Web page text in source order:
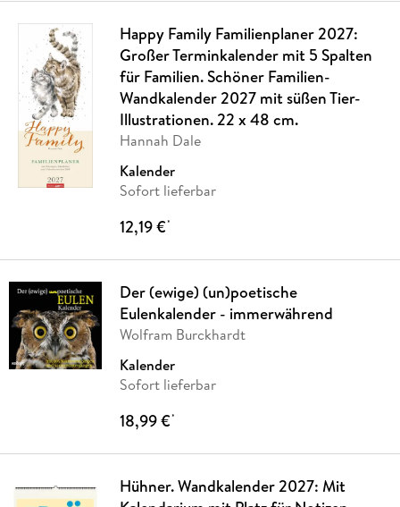
Happy Family Familienplaner 2027:
Großer Terminkalender mit 5 Spalten
für Familien. Schöner Familien-
Wandkalender 2027 mit süßen Tier-
Illustrationen. 22 x 48 cm.
Hannah Dale
Kalender
Sofort lieferbar
12,19 €*
Der (ewige) (un)poetische
Eulenkalender - immerwährend
Wolfram Burckhardt
Kalender
Sofort lieferbar
18,99 €*
Hühner. Wandkalender 2027: Mit